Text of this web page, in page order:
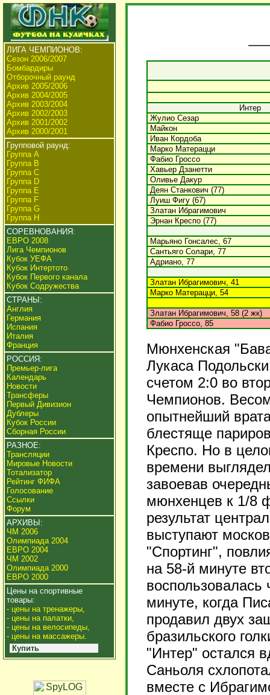
ЛИГА ЧЕМПИОНОВ:
Сезон 2006/2007
Бомбардиры
Отборочный раунд
Архив 2005/2006
Архив 2004/2005
Архив 2003/2004
Архив 2002/2003
Архив 2001/2002
Архив 2000/2001
Групповой раунд:
Группа А
Группа В
Группа C
Группа D
Группа E
Группа F
Группа G
Группа H
СОРЕВНОВАНИЯ:
ЕВРО 2008
Лига Чемпионов
Кубок УЕФА
Кубок Интертото
Кубок Первого канала
Кубок Содружества
СТРАНЫ:
Англия
Германия
Испания
Италия
Франция
РОССИЯ:
Премьер-лига
Календарь
Новости
Трансферы
Первый Дивизион
Дублеры
Кубок России
Сборная России
РАЗНОЕ:
Трансляции
Мировые Новости
Тотализатор
Рейтинг ФИФА
Голосование
Ссылки
Форум
АРХИВЫ:
ЧМ 2006
Олимпиада 2004
ЕВРО 2004
ЧМ 2002
Олимпиада 2000
ЕВРО 2000
Цены на спортивные
товары:
- цены на тренажеры,
- цены на палатки,
- цены на велосипеды,
- цены на массажеры.
Купить
Интер
Жулио Сезар
Майкон
Иван Кордоба
Марко Матерацци
Фабио Гроссо
Хавьер Дзанетти
Оливье Дакур
Деян Станкович (77)
Луиш Фигу (67)
Златан Ибрагимович
Эрнан Креспо (77)
Марьяно Гонсалес, 67
Сантьяго Солари, 77
Адриано, 77
Златан Ибрагимович, 41
Марко Матерацци, 54
Златан Ибрагимович, 58 (2 жк)
Фабио Гроссо, 85
Мюнхенская
Лукаса
счетом 2:0 во
Чемпионов.
опытнейший
блестяще
Креспо. Но в
времени
завоевав
мюнхенцев к 1/8
результат
выступают
"Спортинг",
на 58-й минуте
минуте, когда
продавил двух
бразильского
"Интер" остался
Саньоля
вместе с